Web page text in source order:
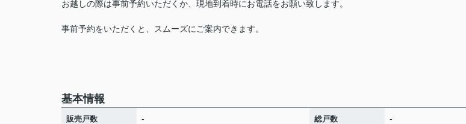
お越しの際は事前予約いただくか、現地到着時にお電話をお願い致します。
事前予約をいただくと、スムーズにご案内できます。
基本情報
販売戸数 - 総戸数 -